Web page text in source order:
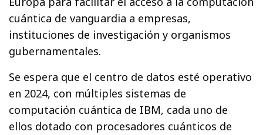
cuántica de vanguardia a empresas,
instituciones de investigación y organismos
gubernamentales.
Se espera que el centro de datos esté operativo
en 2024, con múltiples sistemas de
computación cuántica de IBM, cada uno de
ellos dotado con procesadores cuánticos de